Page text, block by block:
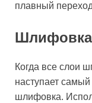
плавный
Шлифовка
Когда все слои
наступает
шлифовка.